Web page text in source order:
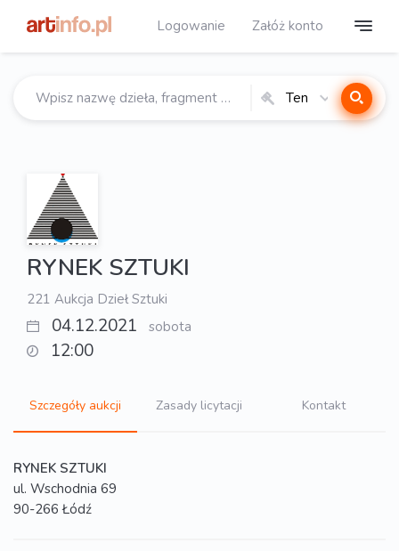
Logowanie Załóż konto
Ten
RYNEK SZTUKI
221 Aukcja Dzieł Sztuki
04.12.2021 sobota
12:00
Szczegóły aukcji Zasady licytacji Kontakt
RYNEK SZTUKI
ul. Wschodnia 69
90-266 Łódź